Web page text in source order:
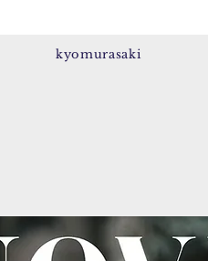
kyomurasaki